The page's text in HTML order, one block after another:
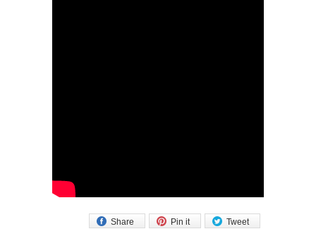
Tweet
Pin it
Share